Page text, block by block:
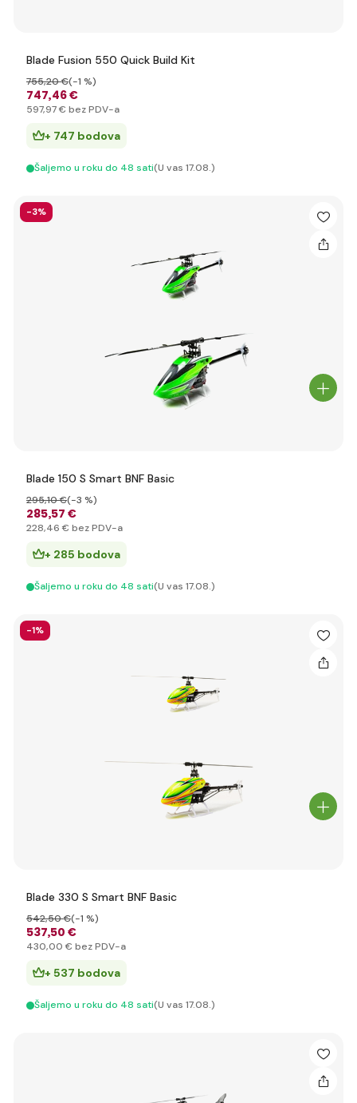
Blade Fusion 550 Quick Build Kit
747,46 €
755,20 €(-1 %)
597,97 € bez PDV-a
+ 747 bodova
Šaljemo u roku do 48 sati(U vas 17.08.)
-3%
Blade 150 S Smart BNF Basic
285,57 €
295,10 €(-3 %)
228,46 € bez PDV-a
+ 285 bodova
Šaljemo u roku do 48 sati(U vas 17.08.)
-1%
Blade 330 S Smart BNF Basic
537,50 €
542,50 €(-1 %)
430,00 € bez PDV-a
+ 537 bodova
Šaljemo u roku do 48 sati(U vas 17.08.)